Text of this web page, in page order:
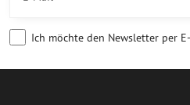
Ich möchte den Newsletter per